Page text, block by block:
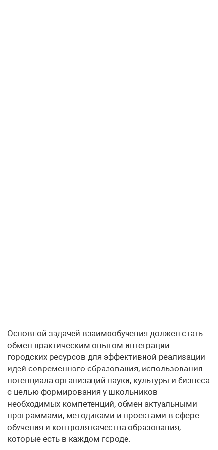
Основной задачей взаимообучения должен стать
обмен практическим опытом интеграции
городских ресурсов для эффективной реализации
идей современного образования, использования
потенциала организаций науки, культуры и бизнеса
с целью формирования у школьников
необходимых компетенций, обмен актуальными
программами, методиками и проектами в сфере
обучения и контроля качества образования,
которые есть в каждом городе.